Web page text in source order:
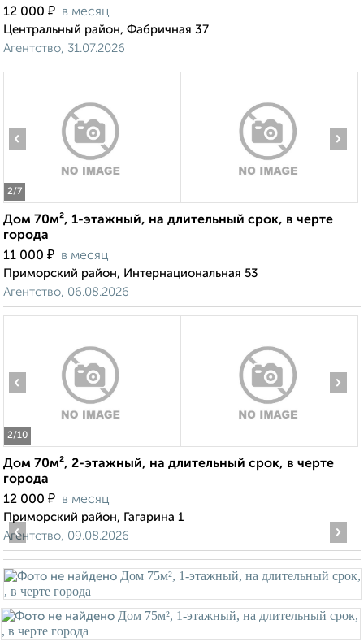
12 000 ₽ в месяц
Центральный район, Фабричная 37
Агентство, 31.07.2026
2/7
‹ ›
Дом 70м², 1-этажный, на длительный срок, в черте
города
11 000 ₽ в месяц
Приморский район, Интернациональная 53
Агентство, 06.08.2026
2/10
‹ ›
Дом 70м², 2-этажный, на длительный срок, в черте
города
12 000 ₽ в месяц
Приморский район, Гагарина 1
Агентство, 09.08.2026
‹ ›